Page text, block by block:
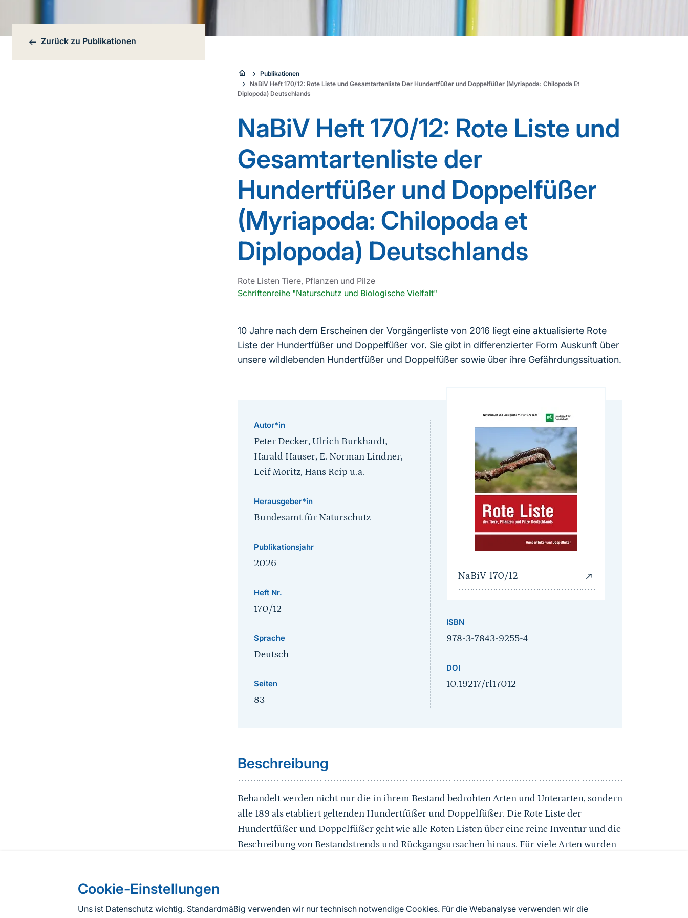
Cookie-Einstellungen
Uns ist Datenschutz wichtig. Standardmäßig verwenden wir nur technisch notwendige Cookies. Für die Webanalyse verwenden wir die
Bereichsnavigation
Zurück zu Publikationen
Sie
sind
hier:
Publikationen
NaBiV Heft 170/12: Rote Liste und Gesamtartenliste Der Hundertfüßer und Doppelfüßer (Myriapoda: Chilopoda Et
Diplopoda) Deutschlands
NaBiV Heft 170/12: Rote Liste und
Gesamtartenliste der
Hundertfüßer und Doppelfüßer
(Myriapoda: Chilopoda et
Diplopoda) Deutschlands
Rote Listen Tiere, Pflanzen und Pilze
Schriftenreihe "Naturschutz und Biologische Vielfalt"
10 Jahre nach dem Erscheinen der Vorgängerliste von 2016 liegt eine aktualisierte Rote
Liste der Hundertfüßer und Doppelfüßer vor. Sie gibt in differenzierter Form Auskunft über
unsere wildlebenden Hundertfüßer und Doppelfüßer sowie über ihre Gefährdungssituation.
Autor*in
Peter Decker, Ulrich Burkhardt,
Harald Hauser, E. Norman Lindner,
Leif Moritz, Hans Reip u.a.
Herausgeber*in
Bundesamt für Naturschutz
Publikationsjahr
2026
Heft Nr.
170/12
Sprache
Deutsch
Seiten
83
NaBiV 170/12
ISBN
978-3-7843-9255-4
DOI
10.19217/rl17012
Beschreibung
Behandelt werden nicht nur die in ihrem Bestand bedrohten Arten und Unterarten, sondern
alle 189 als etabliert geltenden Hundertfüßer und Doppelfüßer. Die Rote Liste der
Hundertfüßer und Doppelfüßer geht wie alle Roten Listen über eine reine Inventur und die
Beschreibung von Bestandstrends und Rückgangsursachen hinaus. Für viele Arten wurden
Verantwortlichkeit Deutschlands für die weltweite Erhaltung der Arten und Unterarten